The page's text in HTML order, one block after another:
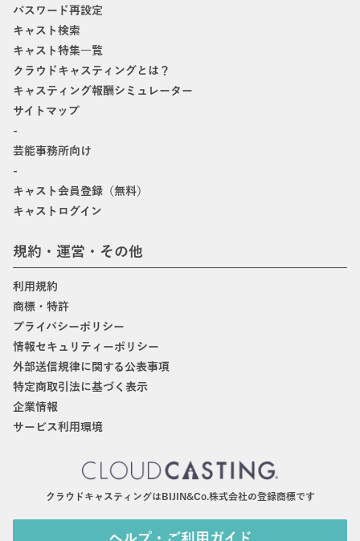
パスワード再設定
キャスト検索
キャスト特集一覧
クラウドキャスティングとは？
キャスティング報酬シミュレーター
サイトマップ
-
芸能事務所向け
-
キャスト会員登録（無料）
キャストログイン
規約・運営・その他
利用規約
商標・特許
プライバシーポリシー
情報セキュリティーポリシー
外部送信規律に関する公表事項
特定商取引法に基づく表示
企業情報
サービス利用環境
クラウドキャスティングはBIJIN&Co.株式会社の登録商標です